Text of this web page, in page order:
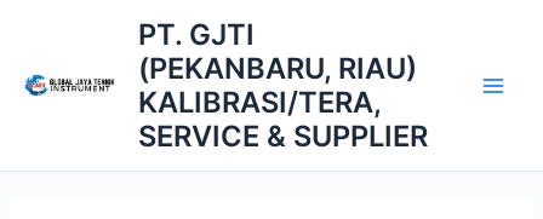
content
PT. GJTI
(PEKANBARU, RIAU)
KALIBRASI/TERA,
SERVICE & SUPPLIER